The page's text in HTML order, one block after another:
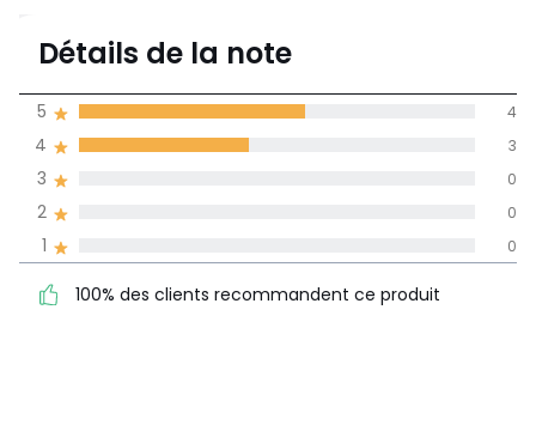
4,6
moyenne des avis
dans toutes les
langues
4 3
5
Détails de la note
1 0
2 0
3 0
4 3
5 4
100% des clients recommandent ce produit